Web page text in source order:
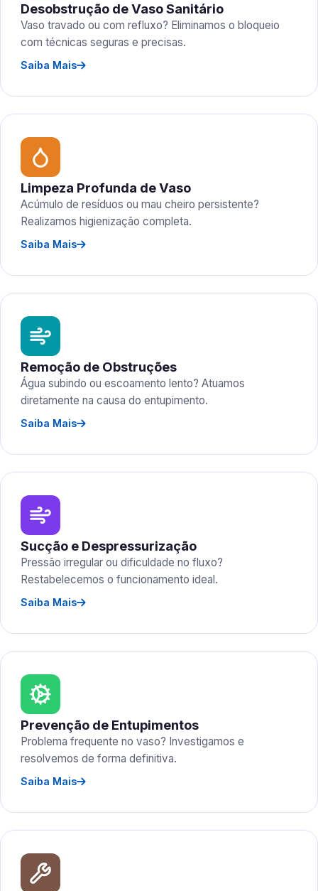
Desobstrução de Vaso Sanitário
Vaso travado ou com refluxo? Eliminamos o bloqueio
com técnicas seguras e precisas.
Saiba Mais
Limpeza Profunda de Vaso
Acúmulo de resíduos ou mau cheiro persistente?
Realizamos higienização completa.
Saiba Mais
Remoção de Obstruções
Água subindo ou escoamento lento? Atuamos
diretamente na causa do entupimento.
Saiba Mais
Sucção e Despressurização
Pressão irregular ou dificuldade no fluxo?
Restabelecemos o funcionamento ideal.
Saiba Mais
Prevenção de Entupimentos
Problema frequente no vaso? Investigamos e
resolvemos de forma definitiva.
Saiba Mais